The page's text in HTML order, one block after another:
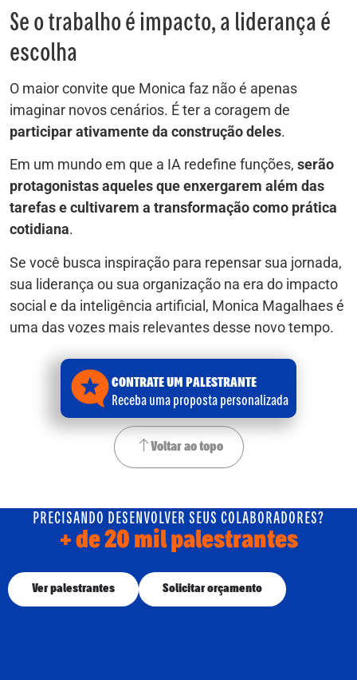
Se o trabalho é impacto, a liderança é
escolha
O maior convite que Monica faz não é apenas
imaginar novos cenários. É ter a coragem de
participar ativamente da construção deles.
Em um mundo em que a IA redefine funções, serão
protagonistas aqueles que enxergarem além das
tarefas e cultivarem a transformação como prática
cotidiana.
Se você busca inspiração para repensar sua jornada,
sua liderança ou sua organização na era do impacto
social e da inteligência artificial, Monica Magalhaes é
uma das vozes mais relevantes desse novo tempo.
CONTRATE UM PALESTRANTE
Receba uma proposta personalizada
Voltar ao topo
PRECISANDO DESENVOLVER SEUS COLABORADORES?
+ de 20 mil palestrantes
Ver palestrantes Solicitar orçamento